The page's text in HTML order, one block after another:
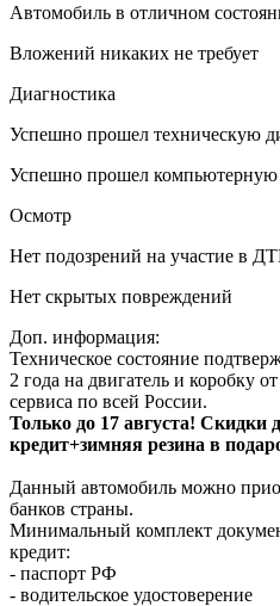
Автомобиль в отличном
Вложений никаких не требует
Диагностика
Успешно прошел техническую
Успешно прошел компьютерную
Осмотр
Нет подозрений на участие в
Нет скрытых повреждений
Доп. информация:
Техническое состояние
2 года на двигатель и коробку
сервиса по всей России.
Только до 17 августа! Скидки
кредит+зимняя резина в
Данный автомобиль можно
банков страны.
Минимальный комплект
кредит:
- паспорт РФ
- водительское удостоверение